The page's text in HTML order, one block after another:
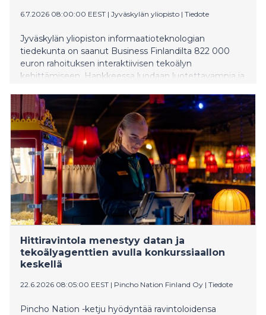
6.7.2026 08:00:00 EEST | Jyväskylän yliopisto | Tiedote
Jyväskylän yliopiston informaatioteknologian
tiedekunta on saanut Business Finlandilta 822 000
euron rahoituksen interaktiivisen tekoälyn
kehittämiseen. Hankkeessa luodaan luotettavampia ja
tekoälyjärjestelmiä sekä valmistellaan teknologiaa
kaupalliseen käyttöön.
Hittiravintola menestyy datan ja
tekoälyagenttien avulla konkurssiaallon
keskellä
22.6.2026 08:05:00 EEST | Pincho Nation Finland Oy | Tiedote
Pincho Nation -ketju hyödyntää ravintoloidensa